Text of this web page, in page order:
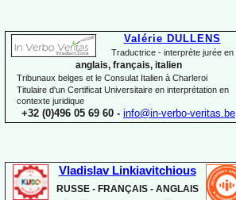
Valérie DULLENS
Traductrice -interprète jurée en
anglais, français, italien
Tribunaux belges et le Consulat Italien à Charleroi
Titulaire d'un Certificat Universitaire en interprétation en
contexte juridique
+32 (0)496 05 69 60 - info@in-verbo-veritas.be
Vladislav Linkiavitchious
RUSSE -FRANÇAIS -ANGLAIS